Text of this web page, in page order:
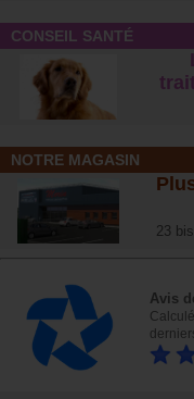
CONSEIL SANTÉ
NOTRE MAGASIN
23
Avis